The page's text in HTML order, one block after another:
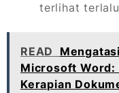
terlihat
READ
Microsoft Word:
Kerapian